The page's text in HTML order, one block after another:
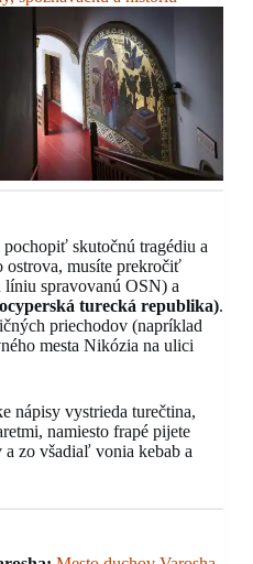
pochopiť skutočnú tragédiu a
ostrova, musíte prekročiť
spravovanú OSN) a
turecká republika).
priechodov (napríklad
mesta Nikózia na ulici
nápisy vystrieda turečtina,
namiesto frapé pijete
zo všadiaľ vonia kebab a